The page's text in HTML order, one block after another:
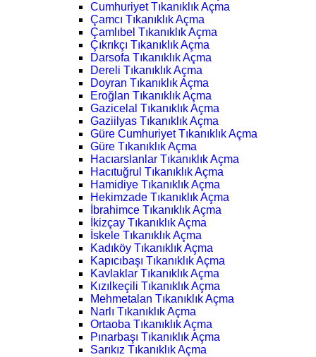
Cumhuriyet Tıkanıklık Açma
Çamcı Tıkanıklık Açma
Çamlıbel Tıkanıklık Açma
Çıkrıkçı Tıkanıklık Açma
Darsofa Tıkanıklık Açma
Dereli Tıkanıklık Açma
Doyran Tıkanıklık Açma
Eroğlan Tıkanıklık Açma
Gazicelal Tıkanıklık Açma
Gaziilyas Tıkanıklık Açma
Güre Cumhuriyet Tıkanıklık Açma
Güre Tıkanıklık Açma
Hacıarslanlar Tıkanıklık Açma
Hacıtuğrul Tıkanıklık Açma
Hamidiye Tıkanıklık Açma
Hekimzade Tıkanıklık Açma
İbrahimce Tıkanıklık Açma
İkizçay Tıkanıklık Açma
İskele Tıkanıklık Açma
Kadıköy Tıkanıklık Açma
Kapıcıbaşı Tıkanıklık Açma
Kavlaklar Tıkanıklık Açma
Kızılkeçili Tıkanıklık Açma
Mehmetalan Tıkanıklık Açma
Narlı Tıkanıklık Açma
Ortaoba Tıkanıklık Açma
Pınarbaşı Tıkanıklık Açma
Sarıkız Tıkanıklık Açma